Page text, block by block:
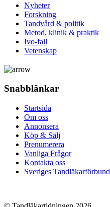
Nyheter
Forskning
Tandvård & politik
Metod, klinik & praktik
Ivo-fall
Vetenskap
Snabblänkar
Startsida
Om oss
Annonsera
Köp & Sälj
Prenumerera
Vanliga Frågor
Kontakta oss
Sveriges Tandläkarförbund